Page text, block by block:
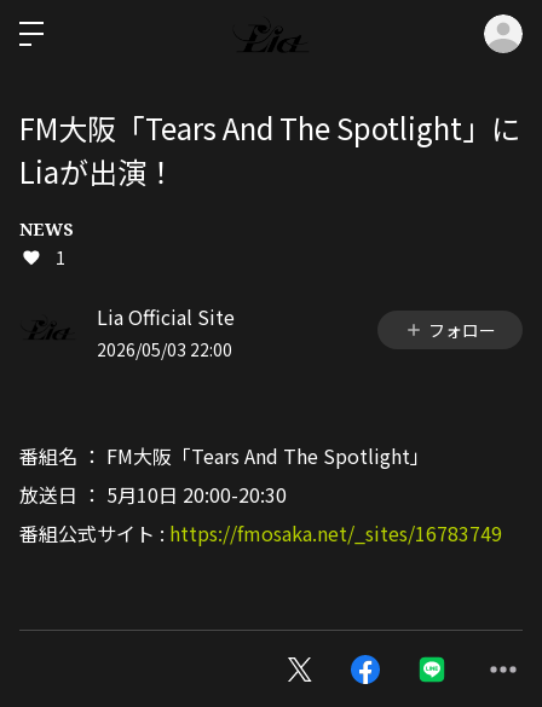
FM大阪「Tears And The Spotlight」に
Liaが出演！
NEWS
1
Lia Official Site
2026/05/03 22:00
フォロー
番組名 ： FM大阪「Tears And The Spotlight」
放送日 ： 5月10日 20:00-20:30
番組公式サイト : https://fmosaka.net/_sites/16783749